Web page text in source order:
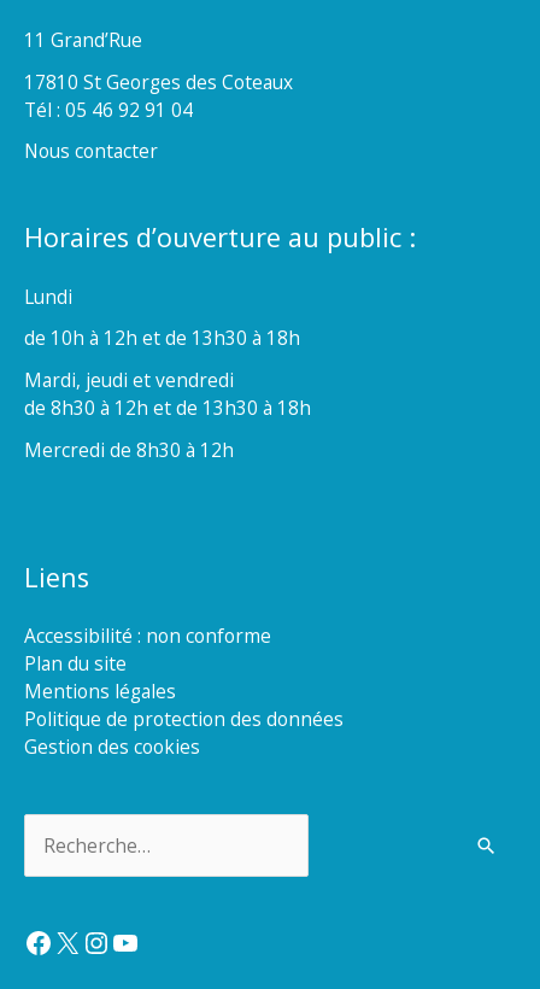
11 Grand’Rue
17810 St Georges des Coteaux
Tél : 05 46 92 91 04
Nous contacter
Horaires d’ouverture au public :
Lundi
de 10h à 12h et de 13h30 à 18h
Mardi, jeudi et vendredi
de 8h30 à 12h et de 13h30 à 18h
Mercredi de 8h30 à 12h
Liens
Accessibilité : non conforme
Plan du site
Mentions légales
Politique de protection des données
Gestion des cookies
Facebook
X Instagram
YouTube